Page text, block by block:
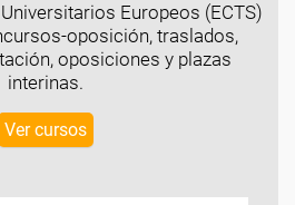
Europeos (ECTS)
oposición, traslados,
oposiciones y plazas
interinas.
Ver cursos